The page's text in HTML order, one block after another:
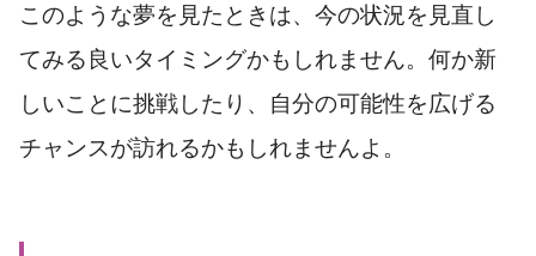
このような夢を見たときは、今の状況を見直し
てみる良いタイミングかもしれません。何か新
しいことに挑戦したり、自分の可能性を広げる
チャンスが訪れるかもしれませんよ。